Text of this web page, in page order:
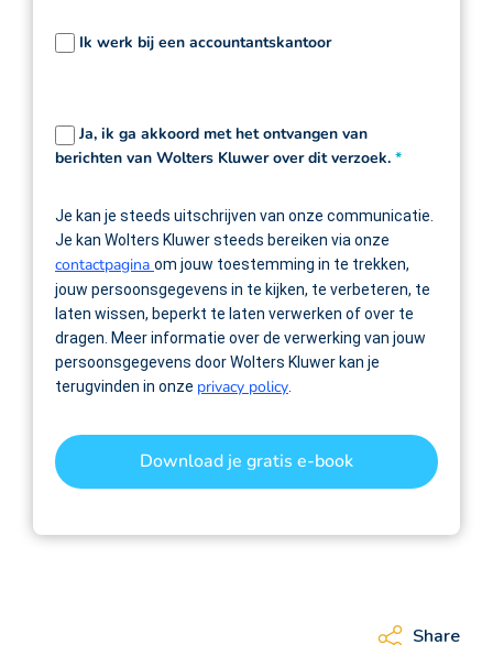
Ik werk bij een accountantskantoor
Ja, ik ga akkoord met het ontvangen van
berichten van Wolters Kluwer over dit verzoek. *
Je kan je steeds uitschrijven van onze communicatie.
Je kan Wolters Kluwer steeds bereiken via onze
contactpagina om jouw toestemming in te trekken,
jouw persoonsgegevens in te kijken, te verbeteren, te
laten wissen, beperkt te laten verwerken of over te
dragen. Meer informatie over de verwerking van jouw
persoonsgegevens door Wolters Kluwer kan je
terugvinden in onze privacy policy
Download je gratis e-book
Share